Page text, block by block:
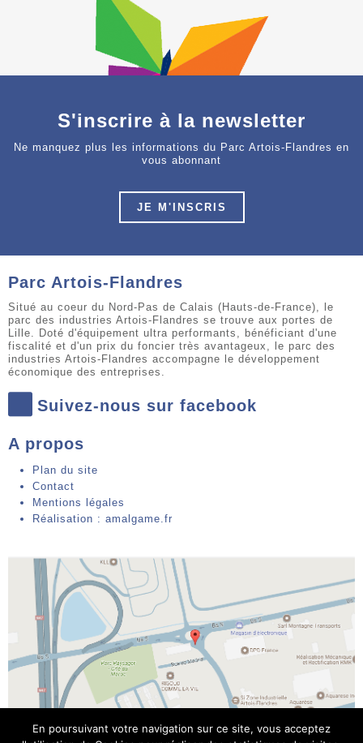
S'inscrire à la newsletter
Ne manquez plus les informations du Parc Artois-Flandres en
vous abonnant
JE M'INSCRIS
Parc Artois-Flandres
Situé au coeur du Nord-Pas de Calais (Hauts-de-France), le
parc des industries Artois-Flandres se trouve aux portes de
Lille. Doté d'équipement ultra performants, bénéficiant d'une
fiscalité et d'un prix du foncier très avantageux, le parc des
industries Artois-Flandres accompagne le développement
économique des entreprises.
Suivez-nous sur facebook
A propos
Plan du site
Contact
Mentions légales
Réalisation : amalgame.fr
En poursuivant votre navigation sur ce site, vous acceptez